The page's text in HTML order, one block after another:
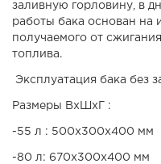
заливную горловину, в
работы бака основан на
получаемого от
топлива.
Эксплуатация бака без
Размеры ВхШхГ :
-55 л : 500х300х400 мм
-80 л: 670х300х400 мм